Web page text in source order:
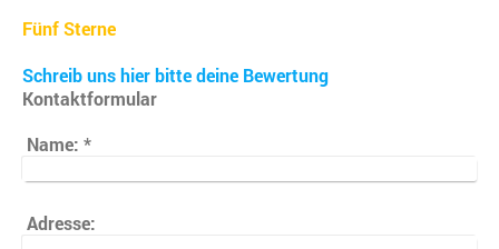
Fünf Sterne
Schreib uns hier bitte deine Bewertung
Kontaktformular
Name: *
Adresse: